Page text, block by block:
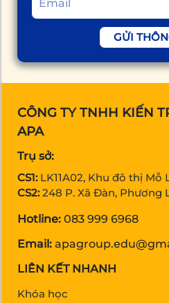
GỬI
CÔNG TY TNHH KIẾN
APA
Trụ sở:
CS1: LK11A02, Khu đô thị Mỗ
CS2: 248 P. Xã Đàn, Phương
Hotline: 083 999 6968
Email:
LIÊN KẾT NHANH
Khóa học